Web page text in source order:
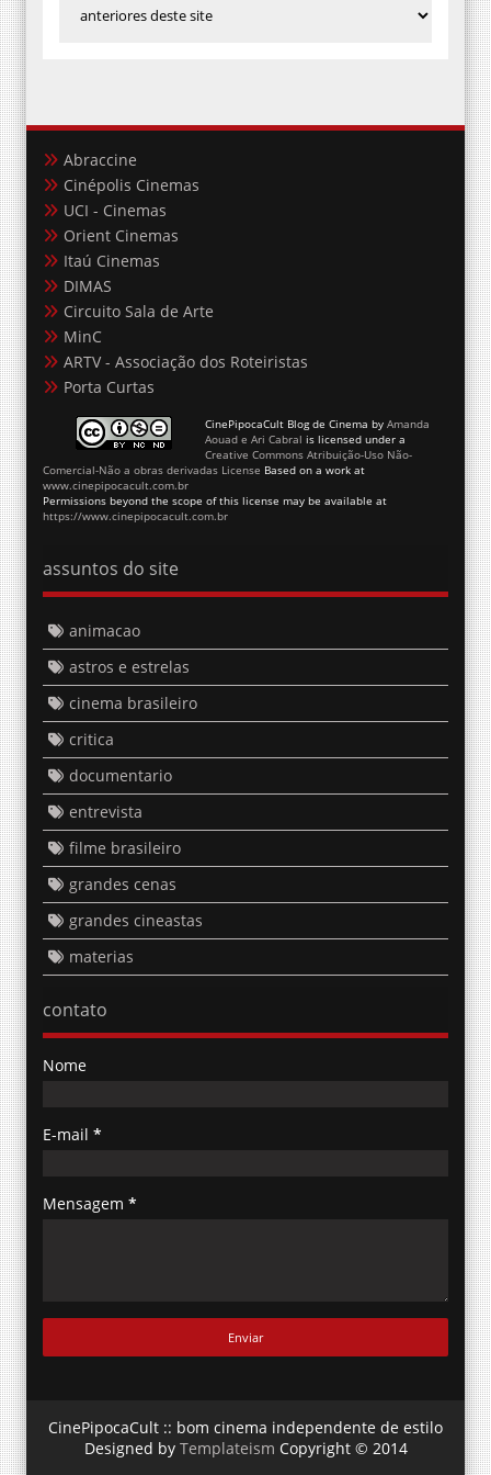
Abraccine
Cinépolis Cinemas
UCI - Cinemas
Orient Cinemas
Itaú Cinemas
DIMAS
Circuito Sala de Arte
MinC
ARTV - Associação dos Roteiristas
Porta Curtas
CinePipocaCult Blog de Cinema by Amanda
Aouad e Ari Cabral is licensed under a
Creative Commons Atribuição-Uso Não-
Comercial-Não a obras derivadas License Based on a work at
www.cinepipocacult.com.br
Permissions beyond the scope of this license may be available at
https://www.cinepipocacult.com.br
assuntos do site
animacao
astros e estrelas
cinema brasileiro
critica
documentario
entrevista
filme brasileiro
grandes cenas
grandes cineastas
materias
contato
Nome
E-mail *
Mensagem *
CinePipocaCult :: bom cinema independente de estilo
Designed by Templateism Copyright © 2014